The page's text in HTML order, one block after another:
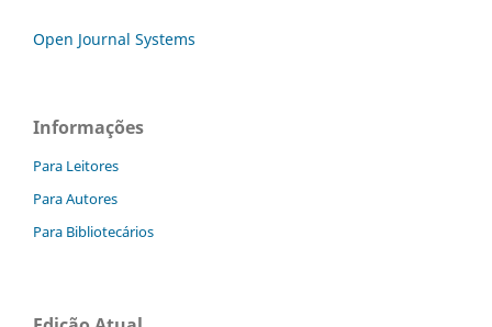
Open Journal Systems
Informações
Para Leitores
Para Autores
Para Bibliotecários